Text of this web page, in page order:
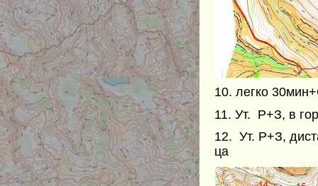
10. легко
11. Ут. Р+З, в
12. Ут. Р+З,
ца